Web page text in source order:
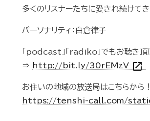
多くのリスナーたちに愛され続けてき
パーソナリティ：白倉律子
「podcast」「radiko」でもお聴き
⇒
http://bit.ly/30rEMzV open_in_new
お住いの地域の放送局はこちらか
https://tenshi-call.com/